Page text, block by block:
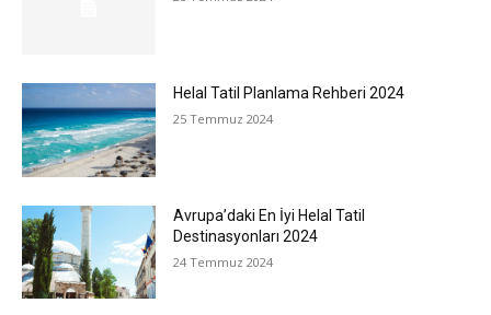
Helal Tatil Planlama Rehberi 2024
25 Temmuz 2024
Avrupa’daki En İyi Helal Tatil
Destinasyonları 2024
24 Temmuz 2024